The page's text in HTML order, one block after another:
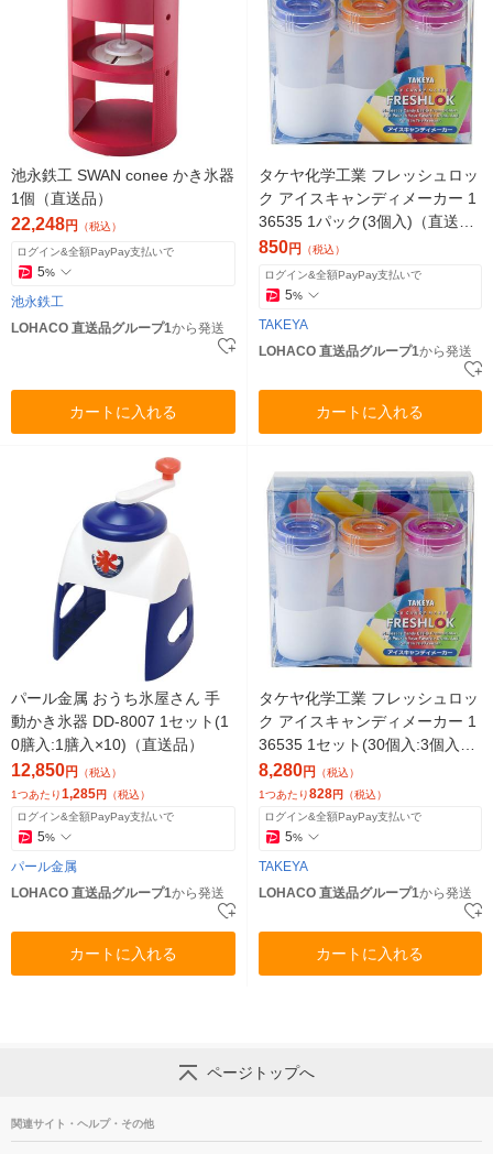
池永鉄工 SWAN conee かき氷器
1個（直送品）
22,248円 （税込）
ログイン&全額PayPay支払いで
5%
池永鉄工
LOHACO 直送品グループ1から発送
カートに入れる
タケヤ化学工業 フレッシュロッ
ク アイスキャンディメーカー 1
36535 1パック(3個入)（直送
品）
850円 （税込）
ログイン&全額PayPay支払いで
5%
TAKEYA
LOHACO 直送品グループ1から発送
カートに入れる
パール金属 おうち氷屋さん 手
動かき氷器 DD-8007 1セット(1
0膳入:1膳入×10)（直送品）
12,850円 （税込）
1つあたり1,285円 （税込）
ログイン&全額PayPay支払いで
5%
パール金属
LOHACO 直送品グループ1から発送
カートに入れる
タケヤ化学工業 フレッシュロッ
ク アイスキャンディメーカー 1
36535 1セット(30個入:3個入×1
0)（直送品）
8,280円 （税込）
1つあたり828円 （税込）
ログイン&全額PayPay支払いで
5%
TAKEYA
LOHACO 直送品グループ1から発送
カートに入れる
ページトップへ
関連サイト・ヘルプ・その他